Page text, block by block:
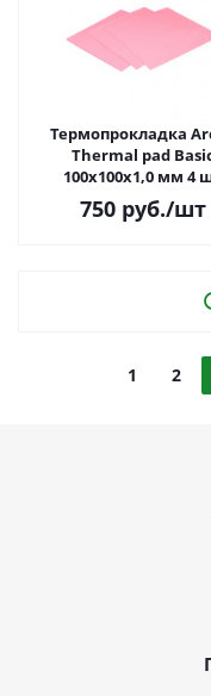
Термопрокладка
Thermal pad
100x100х1,0 мм 4
ACTPD00021A
750 руб./шт
1 2